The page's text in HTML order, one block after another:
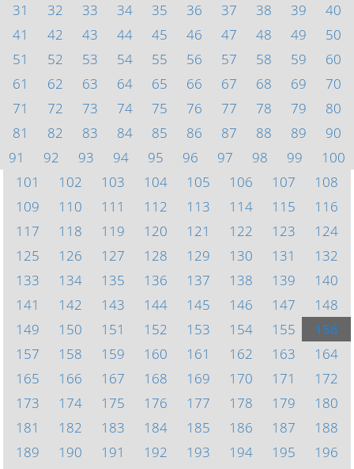
31
32 33 34 35 36 37 38 39
40
41
42 43 44 45 46 47 48 49
50
51
52 53 54 55 56 57 58 59
60
61
62 63 64 65 66 67 68 69
70
71
72 73 74 75 76 77 78 79
80
81
82 83 84 85 86 87 88 89
90
91
92 93 94 95 96 97 98 99
100
101
102 103 104 105 106 107
108
109
110 111 112 113 114 115
116
117
118 119 120 121 122 123
124
125
126 127 128 129 130 131
132
133
134 135 136 137 138 139
140
141
142 143 144 145 146 147
148
149
150 151 152 153 154 155
156
157
158 159 160 161 162 163
164
165
166 167 168 169 170 171
172
173
174 175 176 177 178 179
180
181
182 183 184 185 186 187
188
189
190 191 192 193 194 195
196